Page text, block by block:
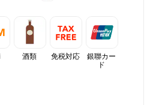
酒類 免税対応
銀聯カー
ド